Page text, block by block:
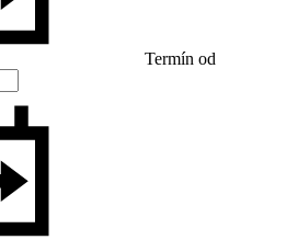
Termín od